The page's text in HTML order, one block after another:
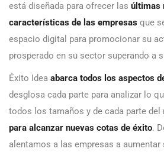
está diseñada para ofrecer las últimas
características de las empresas que
espacio digital para promocionar su
prosperado en su sector superando a
Éxito Idea abarca todos los aspectos
desglosa cada parte para analizar lo
todos los tamaños y de cada parte del
para alcanzar nuevas cotas de éxito.
alentamos a las empresas a aumentar